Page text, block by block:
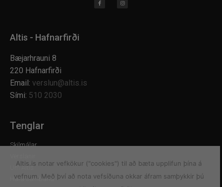
Altis - Hafnarfirði
Bæjarhrauni 8
220 Hafnarfirði
Email: verslun@altis.is
Sími: 510 2030
Tenglar
Skilmálar
Um Altis
Hafa samband
Altis.is notar vefkökur ("cookies") til að bæta upplifun þína á
vefnum. Með því að nota vefsíðuna okkar áfram samþykkir þú